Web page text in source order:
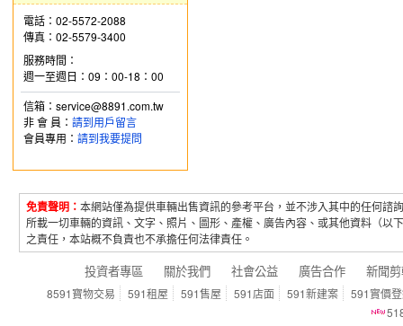
電話：02-5572-2088
傳真：02-5579-3400
服務時間：
週一至週日：09：00-18：00
信箱：service@8891.com.tw
非 會 員： 請到用戶留言
會員專用： 請到我要提問
免責聲明： 本網站僅為提供車輛出售資訊的參考平台，並不涉入其中的任何
所載一切車輛的資訊、文字、照片、圖形、產權、廣告內容、或其他資料（
之責任，本站概不負責也不承擔任何法律責任。
投資者專區 關於我們 社會公益 廣告合作 新聞
8591寶物交易 591租屋 591售屋 591店面 591新建案
591實價